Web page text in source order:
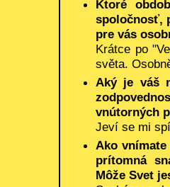
Ktoré
spoločnosť,
pre vás
Krátce po
světa.
Aký je váš
vnútorných
Jeví se mi
Ako
prítomná
Môže Svet